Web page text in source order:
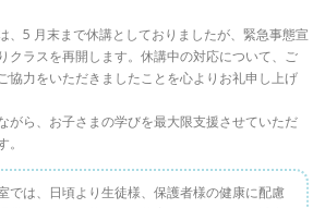
、5 月末まで休講としておりましたが、緊急事態宣
クラスを再開します。休講中の対応について、ご
協力をいただきましたことを心よりお礼申し上げ
がら、お子さまの学びを最大限支援させていただ
では、日頃より生徒様、保護者様の健康に配慮